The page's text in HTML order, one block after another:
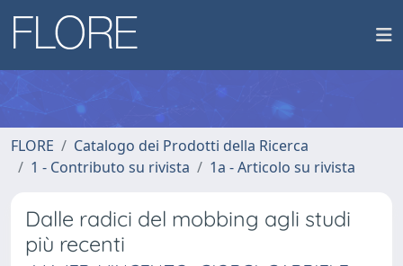
FLORE
Catalogo dei Prodotti della Ricerca
1 - Contributo su rivista
1a - Articolo su rivista
Dalle radici del mobbing agli studi
più recenti